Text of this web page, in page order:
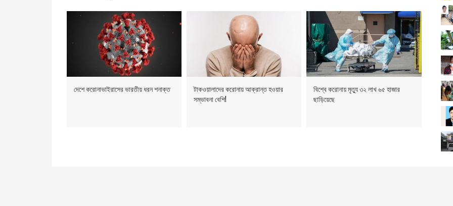
দেশে করোনাভাইরাসের ভারতীয় ধরন শনাক্ত
টাকওয়ালাদের করোনায় আক্রান্ত হওয়ার
সম্ভাবনা বেশি!
বিশ্বে করোনায় মৃত্যু ৩২ লাখ ৬৫ হাজার
ছাড়িয়েছে